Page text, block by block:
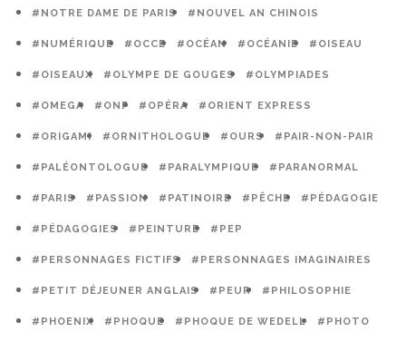
#NOTRE DAME DE PARIS #NOUVEL AN CHINOIS
#NUMÉRIQUE #OCCE #OCÉAN #OCÉANIE #OISEAU
#OISEAUX #OLYMPE DE GOUGES #OLYMPIADES
#OMEGA #ONF #OPÉRA #ORIENT EXPRESS
#ORIGAMI #ORNITHOLOGUE #OURS #PAIR-NON-PAIR
#PALÉONTOLOGUE #PARALYMPIQUE #PARANORMAL
#PARIS #PASSION #PATINOIRE #PÊCHE #PÉDAGOGIE
#PÉDAGOGIES #PEINTURE #PEP
#PERSONNAGES FICTIFS #PERSONNAGES IMAGINAIRES
#PETIT DÉJEUNER ANGLAIS #PEUR #PHILOSOPHIE
#PHOENIX #PHOQUE #PHOQUE DE WEDELL #PHOTO